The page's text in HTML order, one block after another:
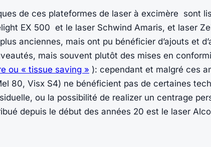
de ces plateformes de laser à excimère sont
EX 500 et le laser Schwind Amaris, et laser
anciennes, mais ont pu bénéficier d’ajouts et
mais souvent plutôt des mises en
ou « tissue saving » ): cependant et malgré ces
80, Visx S4) ne bénéficient pas de certaines
ou la possibilité de realizer un centrage
depuis le début des années 20 est le laser